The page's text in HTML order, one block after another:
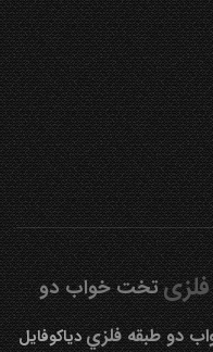
تخت خواب دو
دو طبقه فلزيدیاکوفایل